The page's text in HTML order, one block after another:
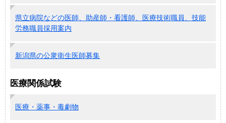
県立病院などの医師、助産師・看護師、医療技術職員、技能
労務職員採用案内
新潟県の公衆衛生医師募集
医療関係試験
医療・薬事・毒劇物